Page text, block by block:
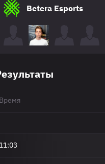
Betera Esports
Время
11:03